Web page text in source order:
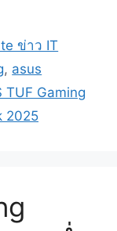
ข่าว IT
, asus
TUF Gaming
2025